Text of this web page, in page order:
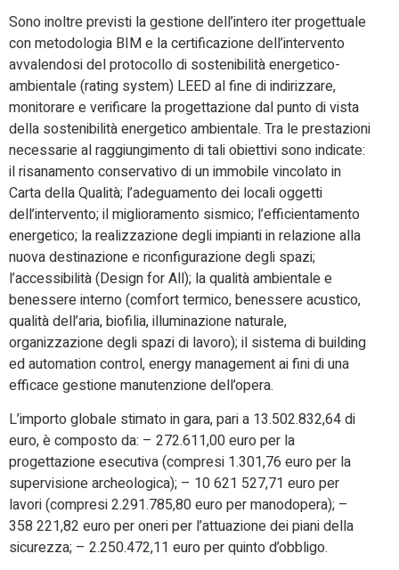
Sono inoltre previsti la gestione dell’intero iter progettuale
con metodologia BIM e la certificazione dell’intervento
avvalendosi del protocollo di sostenibilità energetico-
ambientale (rating system) LEED al fine di indirizzare,
monitorare e verificare la progettazione dal punto di vista
della sostenibilità energetico ambientale. Tra le prestazioni
necessarie al raggiungimento di tali obiettivi sono indicate:
il risanamento conservativo di un immobile vincolato in
Carta della Qualità; l’adeguamento dei locali oggetti
dell’intervento; il miglioramento sismico; l’efficientamento
energetico; la realizzazione degli impianti in relazione alla
nuova destinazione e riconfigurazione degli spazi;
l’accessibilità (Design for All); la qualità ambientale e
benessere interno (comfort termico, benessere acustico,
qualità dell’aria, biofilia, illuminazione naturale,
organizzazione degli spazi di lavoro); il sistema di building
ed automation control, energy management ai fini di una
efficace gestione manutenzione dell’opera.
L’importo globale stimato in gara, pari a 13.502.832,64 di
euro, è composto da: – 272.611,00 euro per la
progettazione esecutiva (compresi 1.301,76 euro per la
supervisione archeologica); – 10 621 527,71 euro per
lavori (compresi 2.291.785,80 euro per manodopera); –
358 221,82 euro per oneri per l’attuazione dei piani della
sicurezza; – 2.250.472,11 euro per quinto d’obbligo.